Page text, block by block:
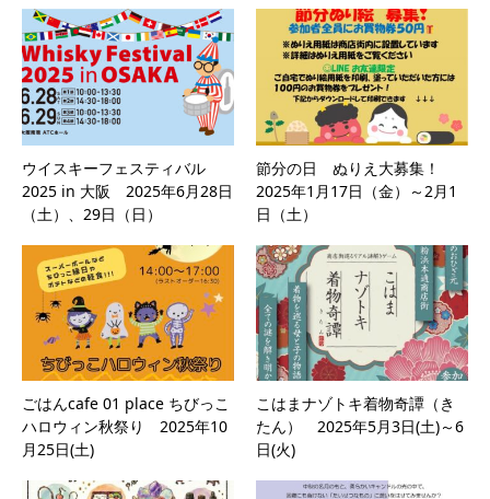
ウイスキーフェスティバル
2025 in 大阪 2025年6月28日
（土）、29日（日）
節分の日 ぬりえ大募集！
2025年1月17日（金）～2月1
日（土）
ごはんcafe 01 place ちびっこ
ハロウィン秋祭り 2025年10
月25日(土)
こはまナゾトキ着物奇譚（き
たん） 2025年5月3日(土)～6
日(火)